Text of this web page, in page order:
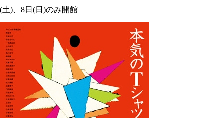
(土)、8日(日)のみ開館